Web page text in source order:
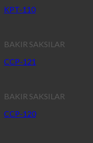
KPT-110
BAKIR SAKSILAR
CCP-121
BAKIR SAKSILAR
CCP-120